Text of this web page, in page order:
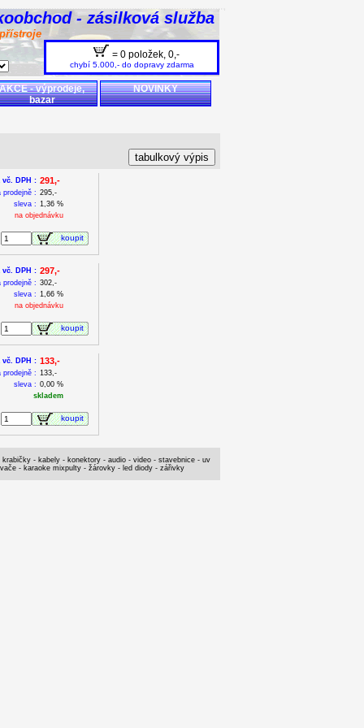
- zásilková služba
= 0 položek, 0,-
chybí 5.000,- do dopravy zdarma
AKCE - výprodeje,
bazar
NOVINKY
vč. DPH : 291,-
prodejně : 295,-
sleva : 1,36 %
na objednávku
koupit
vč. DPH : 297,-
prodejně : 302,-
sleva : 1,66 %
na objednávku
koupit
vč. DPH : 133,-
prodejně : 133,-
sleva : 0,00 %
skladem
koupit
- kabely - konektory - audio - video - stavebnice - uv
- karaoke mixpulty - žárovky - led diody - zářivky